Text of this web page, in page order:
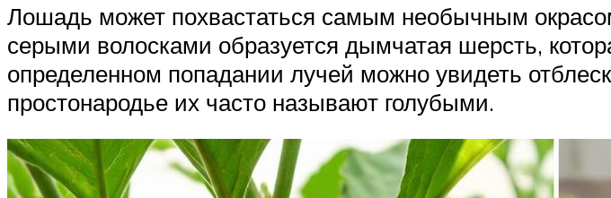
Лошадь может похвастаться самым необычным
серыми волосками образуется дымчатая шерсть,
определенном попадании лучей можно увидеть
простонародье их часто называют голубыми.